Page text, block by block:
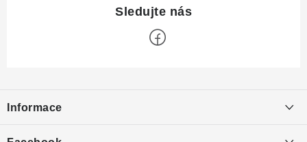
p
a
Informace